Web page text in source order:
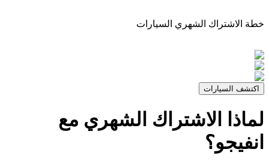
خطة الاشتراك الشهري السيارات
اكتشف السيارات
لماذا الاشتراك الشهري مع
انفيجو؟